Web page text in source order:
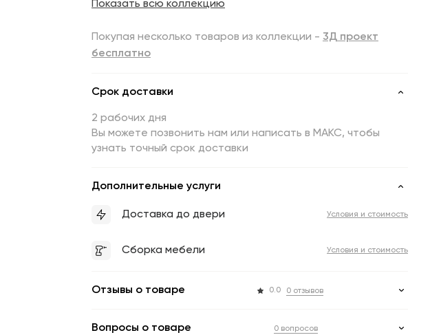
Показать всю коллекцию
Покупая несколько товаров из коллекции - 3Д проект
бесплатно
Срок доставки
2 рабочих дня
Вы можете позвонить нам или написать в МАКС, чтобы
узнать точный срок доставки
Дополнительные услуги
Доставка до двери Условия и стоимость
Сборка мебели Условия и стоимость
Отзывы о товаре 0.0 0 отзывов
Вопросы о товаре 0 вопросов